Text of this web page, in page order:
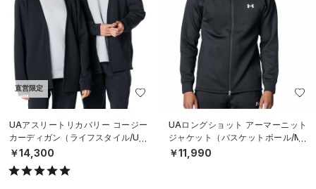
直営限定
UAアスリートリカバリー コージー
カーディガン（ライフスタイル/UNI
SEX）
￥14,300
UAロングショット アーマーニット
ジャケット（バスケットボール/ME
N）
￥11,990